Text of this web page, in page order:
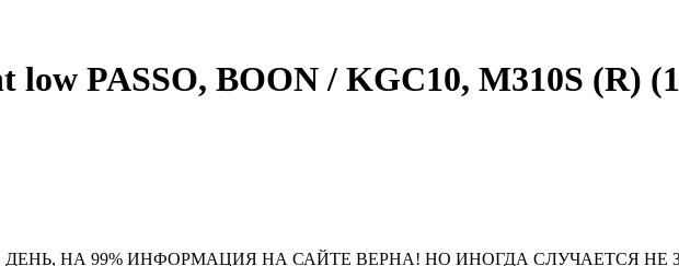
PASSO, BOON / KGC10, M310S (R)
НА 99% ИНФОРМАЦИЯ НА САЙТЕ ВЕРНА! НО ИНОГДА СЛУЧАЕТСЯ НЕ